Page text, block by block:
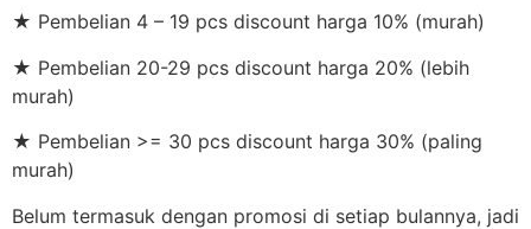
★ Pembelian 4 – 19 pcs discount harga 10% (murah)
★ Pembelian 20-29 pcs discount harga 20% (lebih
murah)
★ Pembelian >= 30 pcs discount harga 30% (paling
murah)
Belum termasuk dengan promosi di setiap bulannya, jadi